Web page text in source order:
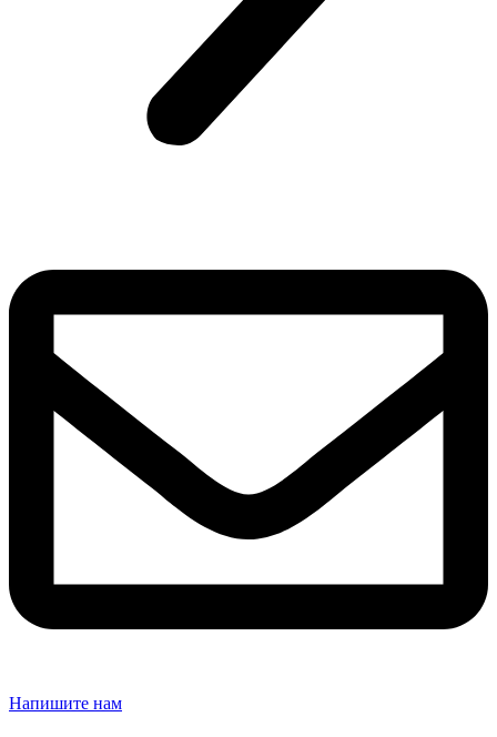
Напишите нам